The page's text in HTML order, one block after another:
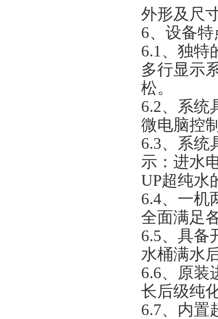
外形及尺
6、设备特
6.1、独特
多行显示
松。
6.2、系统
微电脑控
6.3、系统
示：进水
UP超纯水
6.4、一机
全面满足
6.5、具备
水桶满水
6.6、原装
长后级纯
6.7、内置